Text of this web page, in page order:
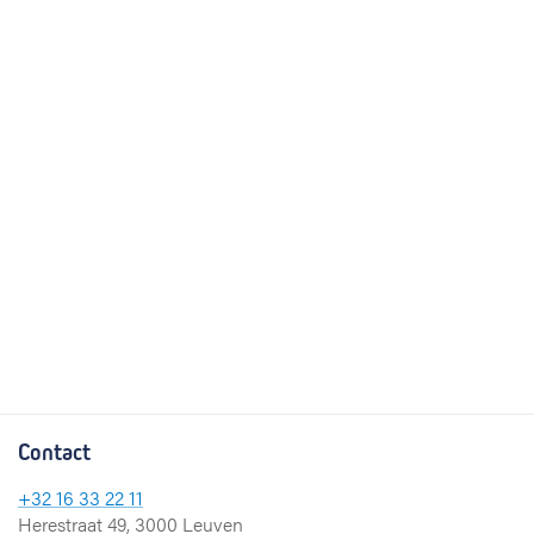
Contact
+32 16 33 22 11
Herestraat 49, 3000 Leuven